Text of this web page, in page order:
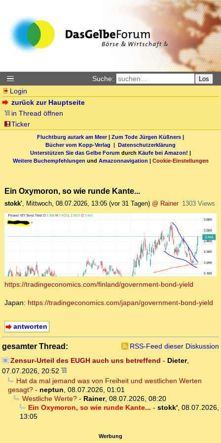
Suche: Los
Login
zurück zur Hauptseite
in Thread öffnen
Ticker
Fluchtburg autark am Meer| Zum Tode Jürgen Küßners |
Bücher vom Kopp-Verlag | Datenschutzerklärung
Unterstützen Sie das Gelbe Forum durch Käufe bei Amazon! |
Weitere Buchempfehlungen und Amazonnavigation | Cookie-Einstellungen
Ein Oxymoron, so wie runde Kante...
stokk', Mittwoch, 08.07.2026, 13:05 (vor 31 Tagen) @ Rainer 1303 Views
https://tradingeconomics.com/finland/government-bond-yield
Japan: https://tradingeconomics.com/japan/government-bond-yield
antworten
gesamter Thread:
RSS-Feed dieser Diskussion
Zensur-Urteil des EUGH auch uns betreffend - Dieter,
07.07.2026, 20:52
Hat da mal jemand was von Freiheit und westlichen Werten
gesagt? - neptun, 08.07.2026, 01:01
Westliche Werte?- Rainer, 08.07.2026, 08:20
Ein Oxymoron, so wie runde Kante... - stokk', 08.07.2026,
13:05
Werbung